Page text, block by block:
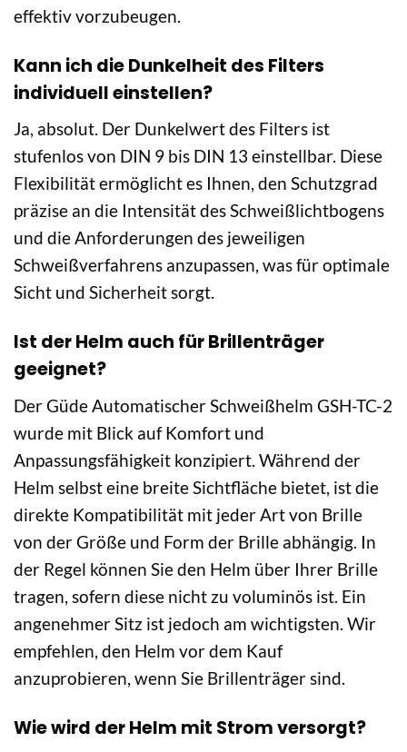
effektiv vorzubeugen.
Kann ich die Dunkelheit des Filters
individuell einstellen?
Ja, absolut. Der Dunkelwert des Filters ist
stufenlos von DIN 9 bis DIN 13 einstellbar. Diese
Flexibilität ermöglicht es Ihnen, den Schutzgrad
präzise an die Intensität des Schweißlichtbogens
und die Anforderungen des jeweiligen
Schweißverfahrens anzupassen, was für optimale
Sicht und Sicherheit sorgt.
Ist der Helm auch für Brillenträger
geeignet?
Der Güde Automatischer Schweißhelm GSH-TC-2
wurde mit Blick auf Komfort und
Anpassungsfähigkeit konzipiert. Während der
Helm selbst eine breite Sichtfläche bietet, ist die
direkte Kompatibilität mit jeder Art von Brille
von der Größe und Form der Brille abhängig. In
der Regel können Sie den Helm über Ihrer Brille
tragen, sofern diese nicht zu voluminös ist. Ein
angenehmer Sitz ist jedoch am wichtigsten. Wir
empfehlen, den Helm vor dem Kauf
anzuprobieren, wenn Sie Brillenträger sind.
Wie wird der Helm mit Strom versorgt?